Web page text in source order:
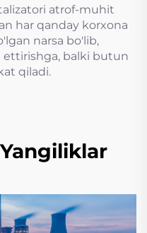
atrof-muhit
har qanday korxona
narsa bo'lib,
ettirishga, balki butun
qiladi.